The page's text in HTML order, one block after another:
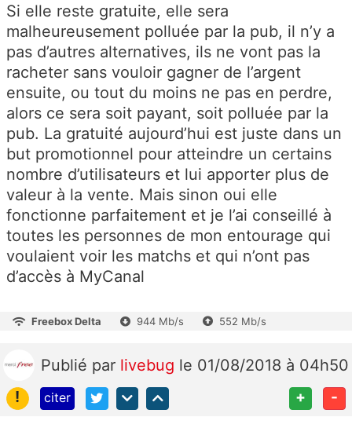
Si elle reste gratuite, elle sera
malheureusement polluée par la pub, il n’y a
pas d’autres alternatives, ils ne vont pas la
racheter sans vouloir gagner de l’argent
ensuite, ou tout du moins ne pas en perdre,
alors ce sera soit payant, soit polluée par la
pub. La gratuité aujourd’hui est juste dans un
but promotionnel pour atteindre un certains
nombre d’utilisateurs et lui apporter plus de
valeur à la vente. Mais sinon oui elle
fonctionne parfaitement et je l’ai conseillé à
toutes les personnes de mon entourage qui
voulaient voir les matchs et qui n’ont pas
d’accès à MyCanal
Freebox Delta 944 Mb/s 552 Mb/s
Publié par livebug le 01/08/2018 à 04h50
!
citer + -